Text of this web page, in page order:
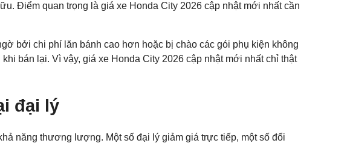
Điểm quan trọng là giá xe Honda City 2026 cập nhật mới nhất cần
bởi chi phí lăn bánh cao hơn hoặc bị chào các gói phụ kiện không
bán lại. Vì vậy, giá xe Honda City 2026 cập nhật mới nhất chỉ thật
đại lý
năng thương lượng. Một số đại lý giảm giá trực tiếp, một số đổi